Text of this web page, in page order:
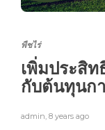
พืชไร่
เพิ่มประสิ
กับต้นทุนก
admin 8 years ago